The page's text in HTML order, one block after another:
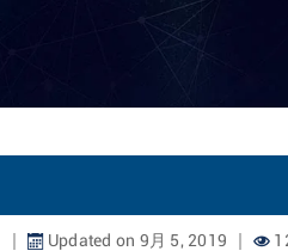
Updated on 9月 5, 2019